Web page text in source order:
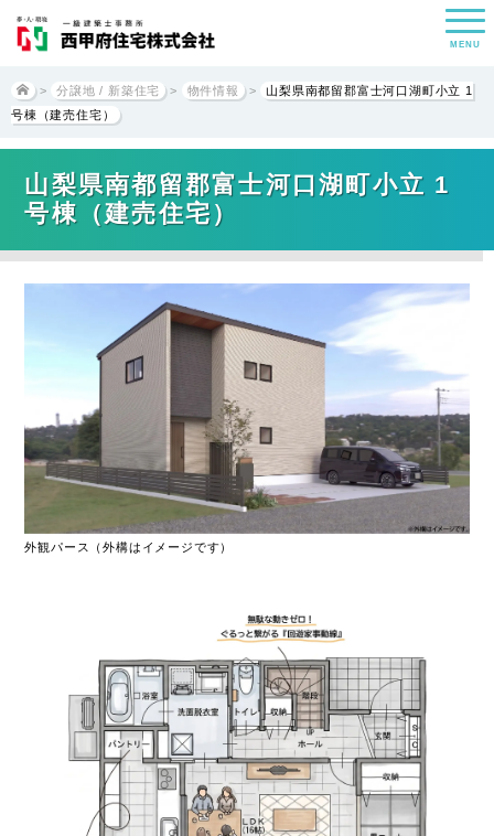
MENU
> 分譲地 / 新築住宅 > 物件情報 >
山梨県南都留郡富士河口湖町小立 1
号棟（建売住宅）
山梨県南都留郡富士河口湖町小立 1
号棟（建売住宅）
外観パース（外構はイメージです）